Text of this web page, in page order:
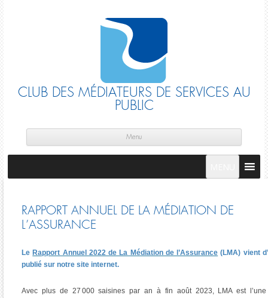
CLUB DES MÉDIATEURS DE SERVICES AU
PUBLIC
Menu
RAPPORT ANNUEL DE LA MÉDIATION DE
L’ASSURANCE
Le Rapport Annuel 2022 de La Médiation de l’Assurance (LMA) vient
publié sur notre site internet.
Avec plus de 27 000 saisines par an à fin août 2023, LMA est